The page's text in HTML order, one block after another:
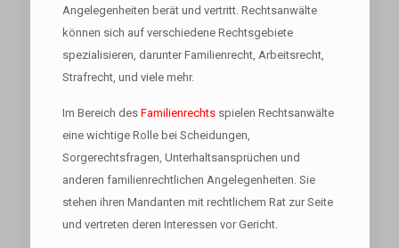
Angelegenheiten berät und vertritt. Rechtsanwälte
können sich auf verschiedene Rechtsgebiete
spezialisieren, darunter Familienrecht, Arbeitsrecht,
Strafrecht, und viele mehr.
Im Bereich des Familienrechtsspielen Rechtsanwälte
eine wichtige Rolle bei Scheidungen,
Sorgerechtsfragen, Unterhaltsansprüchen und
anderen familienrechtlichen Angelegenheiten. Sie
stehen ihren Mandanten mit rechtlichem Rat zur Seite
und vertreten deren Interessen vor Gericht.